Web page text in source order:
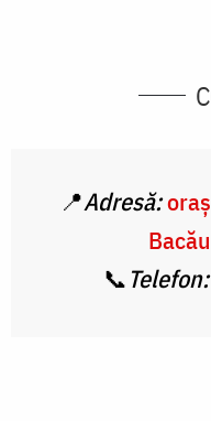
📍Adresă:
📞 Telefon: